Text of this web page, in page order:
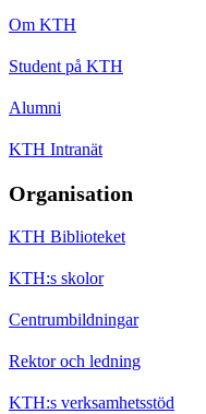
Om KTH
Student på KTH
Alumni
KTH Intranät
Organisation
KTH Biblioteket
KTH:s skolor
Centrumbildningar
Rektor och ledning
KTH:s verksamhetsstöd